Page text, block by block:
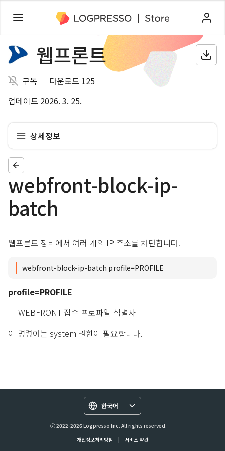
웹프론트
구독
다운로드 125
업데이트 2026. 3. 25.
상세정보
webfront-block-ip-
batch
웹프론트 장비에서 여러 개의 IP 주소를 차단합니다.
webfront-block-ip-batch profile=PROFILE
profile=PROFILE
WEBFRONT 접속 프로파일 식별자
이 명령어는 system 권한이 필요합니다.
한국어
ⓒ 2022-2026 Logpresso Inc. All rights reserved.
개인정보처리방침
| 서비스 약관